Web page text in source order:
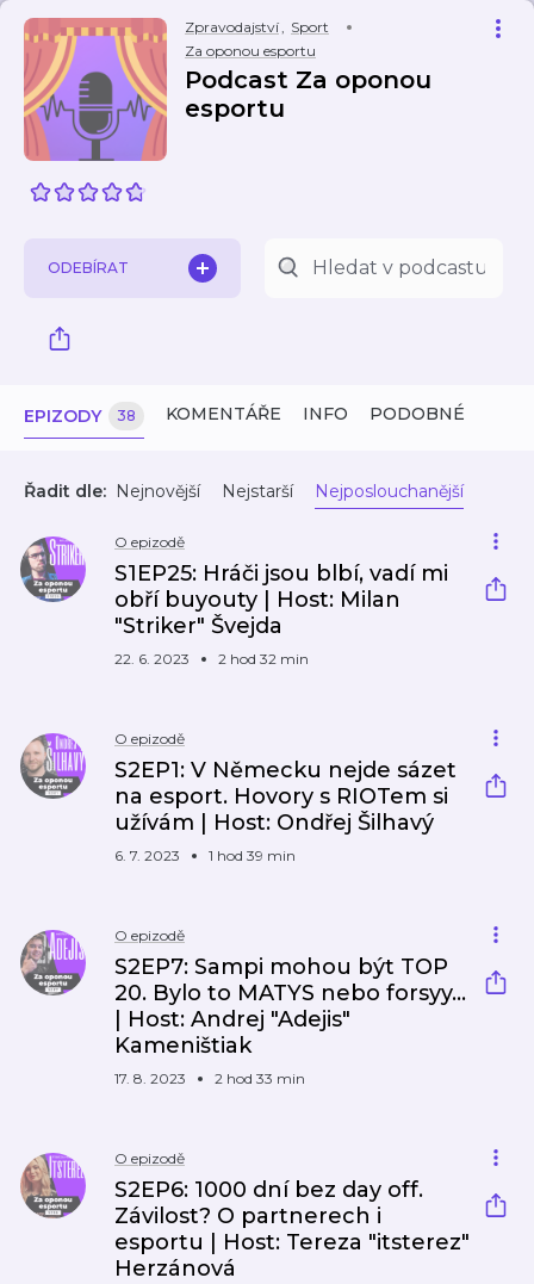
Zpravodajství, Sport
Za oponou esportu
Podcast Za oponou
esportu
ODEBÍRAT
EPIZODY 38 KOMENTÁŘE INFO PODOBNÉ
Řadit dle: Nejnovější Nejstarší Nejposlouchanější
O epizodě
S1EP25: Hráči jsou blbí, vadí mi
obří buyouty | Host: Milan
"Striker" Švejda
22. 6. 2023 2 hod 32 min
O epizodě
S2EP1: V Německu nejde sázet
na esport. Hovory s RIOTem si
užívám | Host: Ondřej Šilhavý
6. 7. 2023 1 hod 39 min
O epizodě
S2EP7: Sampi mohou být TOP
20. Bylo to MATYS nebo forsyy...
| Host: Andrej "Adejis"
Kameništiak
17. 8. 2023 2 hod 33 min
O epizodě
S2EP6: 1000 dní bez day off.
Závilost? O partnerech i
esportu | Host: Tereza "itsterez"
Herzánová